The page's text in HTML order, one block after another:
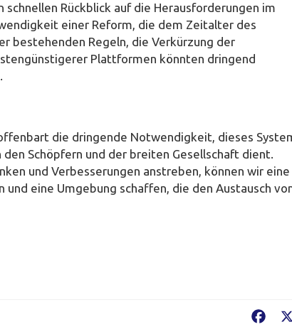
Rückblick auf die Herausforderungen im
einer Reform, die dem Zeitalter des
bestehenden Regeln, die Verkürzung der
Plattformen könnten dringend
die dringende Notwendigkeit, dieses
Schöpfern und der breiten Gesellschaft dient.
und Verbesserungen anstreben, können wir eine
eine Umgebung schaffen, die den Austausch